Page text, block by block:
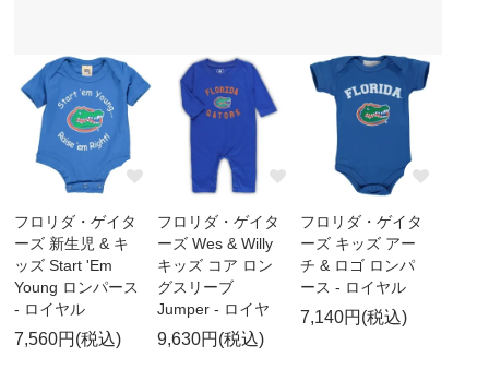
フロリダ・ゲイタ
ーズ 新生児 & キ
ッズ Start 'Em
Young ロンパース
- ロイヤル
7,560円(税込)
フロリダ・ゲイタ
ーズ Wes & Willy
キッズ コア ロン
グスリーブ
Jumper - ロイヤ
9,630円(税込)
フロリダ・ゲイタ
ーズ キッズ アー
チ & ロゴ ロンパ
ース - ロイヤル
7,140円(税込)